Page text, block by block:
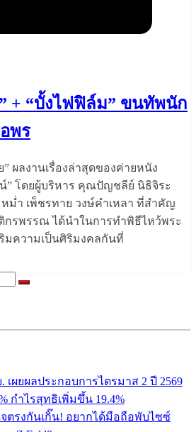
+ “บั้งไฟฟิล์ม” ขนทัพนัก
พร
ผลงานเรื่องล่าสุดของค่ายหนัง
” โดยผู้บริหาร คุณปัญชลีย์ นิธิจิระ
หม่ำ เพ็ชรทาย วงษ์คำเหลา ที่สำคัญ
รพรรณ ได้นำในการทำพิธีไหว้พระ
มความเป็นศิริมงคลกันที่
เผยผลประกอบการไตรมาส 2 ปี 2569
กำไรสุทธิเพิ่มขึ้น 19.4%
ตรงกันเกิ๊น! อยากได้มือถือพับไซซ์